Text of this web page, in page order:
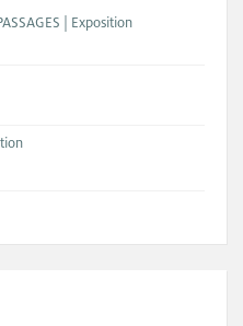
| Exposition